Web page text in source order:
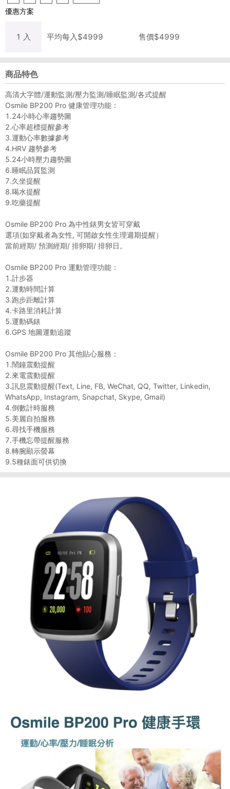
優惠方案
1 入 平均每入$4999 售價$4999
商品特色
高清大字體/運動監測/壓力監測/睡眠監測/各式提醒
Osmile BP200 Pro 健康管理功能：
1.24小時心率趨勢圖
2.心率超標提醒參考
3.運動心率數據參考
4.HRV 趨勢參考
5.24小時壓力趨勢圖
6.睡眠品質監測
7.久坐提醒
8.喝水提醒
9.吃藥提醒
Osmile BP200 Pro 為中性錶男女皆可穿戴
選項(如穿戴者為女性, 可開啟女性生理週期提醒）
當前經期/ 預測經期/ 排卵期/ 排卵日。
Osmile BP200 Pro 運動管理功能：
1.計步器
2.運動時間計算
3.跑步距離計算
4.卡路里消耗計算
5.運動碼錶
6.GPS 地圖運動追蹤
Osmile BP200 Pro 其他貼心服務：
1.鬧鐘震動提醒
2.來電震動提醒
3.訊息震動提醒(Text, Line, FB, WeChat, QQ, Twitter, Linkedin,
WhatsApp, Instagram, Snapchat, Skype, Gmail)
4.倒數計時服務
5.美麗自拍服務
6.尋找手機服務
7.手機忘帶提醒服務
8.轉腕顯示螢幕